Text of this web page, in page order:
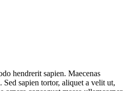
hendrerit sapien. Maecenas
sapien tortor, aliquet a velit ut,